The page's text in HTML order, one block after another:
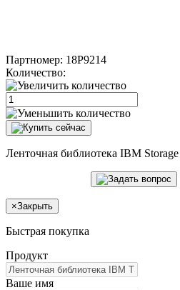
Партномер: 18P9214
Количество:
Ленточная библиотека IBM
×Закрыть
Быстрая покупка
Продукт
Ваше имя